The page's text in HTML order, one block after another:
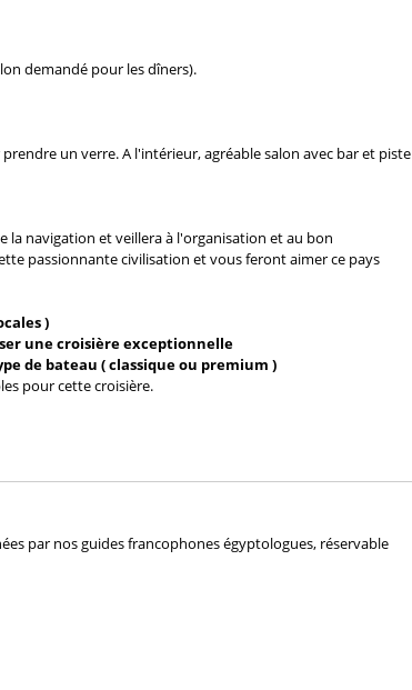
demandé pour les dîners).
un verre. A l'intérieur, agréable salon avec bar et piste
navigation et veillera à l'organisation et au bon
passionnante civilisation et vous feront aimer ce pays
)
une croisière exceptionnelle
de bateau ( classique ou premium )
pour cette croisière.
par nos guides francophones égyptologues, réservable